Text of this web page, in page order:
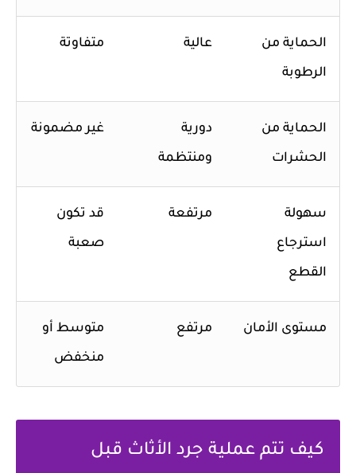
الحماية من
الرطوبة
عالية متفاوتة
الحماية من
الحشرات
دورية
ومنتظمة
غير مضمونة
سهولة
استرجاع
القطع
مرتفعة قد تكون
صعبة
مستوى الأمان مرتفع متوسط أو
منخفض
كيف تتم عملية جرد الأثاث قبل